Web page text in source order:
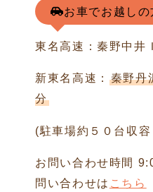
お車でお越しの
東名高速：秦野中井
新東名高速：
秦野丹
分
(駐車場約５０台収
お問い合わせ時間
問い合わせは こちら